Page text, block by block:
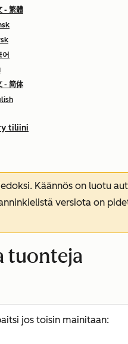
- 繁體
어
- 简体
tiliini
Käännös on luotu
versiota on
tuonteja
jos toisin mainitaan: